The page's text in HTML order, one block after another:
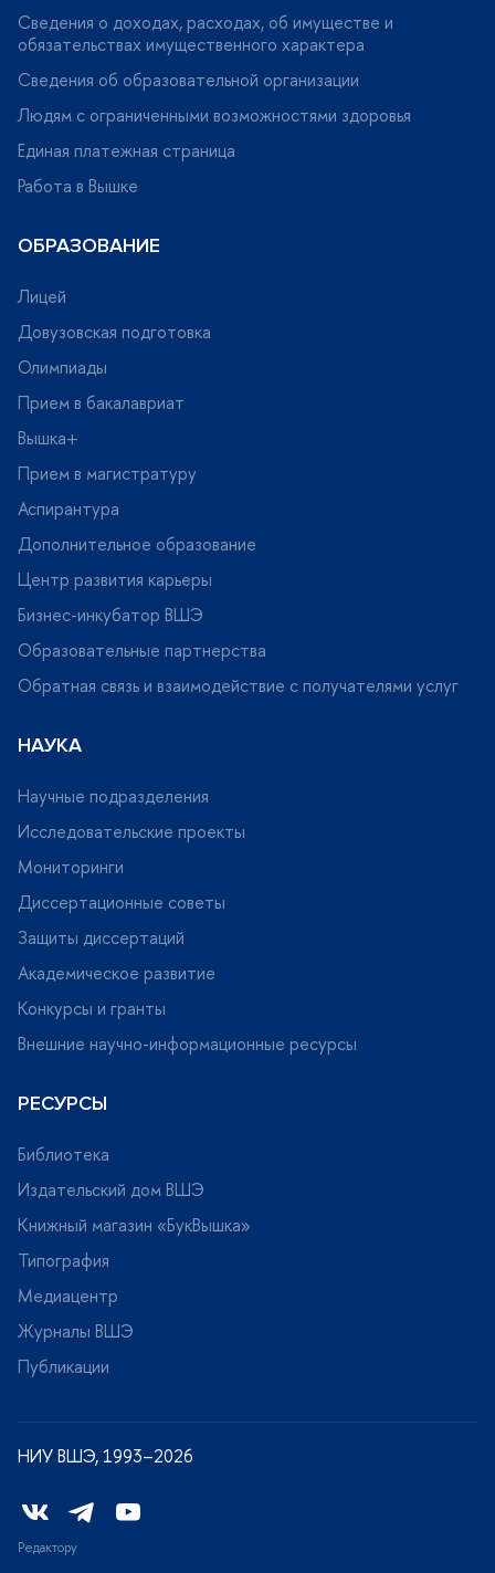
Сведения о доходах, расходах, об имуществе и
обязательствах имущественного характера
Сведения об образовательной организации
Людям с ограниченными возможностями здоровья
Единая платежная страница
Работа в Вышке
ОБРАЗОВАНИЕ
Лицей
Довузовская подготовка
Олимпиады
Прием в бакалавриат
ышка+
Прием в магистратуру
Аспирантура
Дополнительное образование
Центр развития карьеры
Бизнес-инкубатор ВШЭ
Образовательные партнерства
Обратная связь и взаимодействие с получателями услу
НАУКА
Научные подразделения
Исследовательские проекты
Мониторинги
Диссертационные советы
Защиты диссертаций
Академическое развитие
Конкурсы и гранты
нешние научно-информационные ресурсы
РЕСУРСЫ
Библиотека
Издательский дом ВШЭ
Книжный магазин «БукВышка»
Типография
Медиацентр
Журналы ВШЭ
Публикации
НИУ ВШЭ, 1993–2026
Редактору